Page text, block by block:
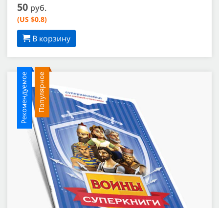
50 руб.
(US $0.8)
В корзину
Рекомендуемое Популярное